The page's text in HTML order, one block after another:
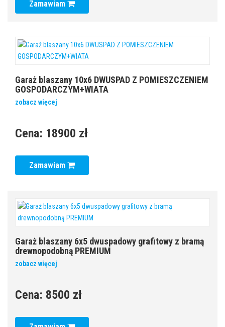
Zamawiam
Garaż blaszany 10x6 DWUSPAD Z POMIESZCZENIEM
GOSPODARCZYM+WIATA
zobacz więcej
Cena: 18900 zł
Zamawiam
Garaż blaszany 6x5 dwuspadowy grafitowy z bramą
drewnopodobną PREMIUM
zobacz więcej
Cena: 8500 zł